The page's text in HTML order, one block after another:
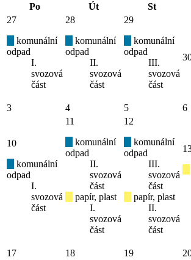
Po Út St
27
komunální
odpad
I.
svozová
část
28
komunální
odpad
II.
svozová
část
29
komunální
odpad
III.
svozová
část
3 4 5 6
10
komunální
odpad
I.
svozová
část
11
komunální
odpad
II.
svozová
část
papír, plast
I.
svozová
část
12
komunální
odpad
III.
svozová
část
papír, plast
II.
svozová
část
17 18 19